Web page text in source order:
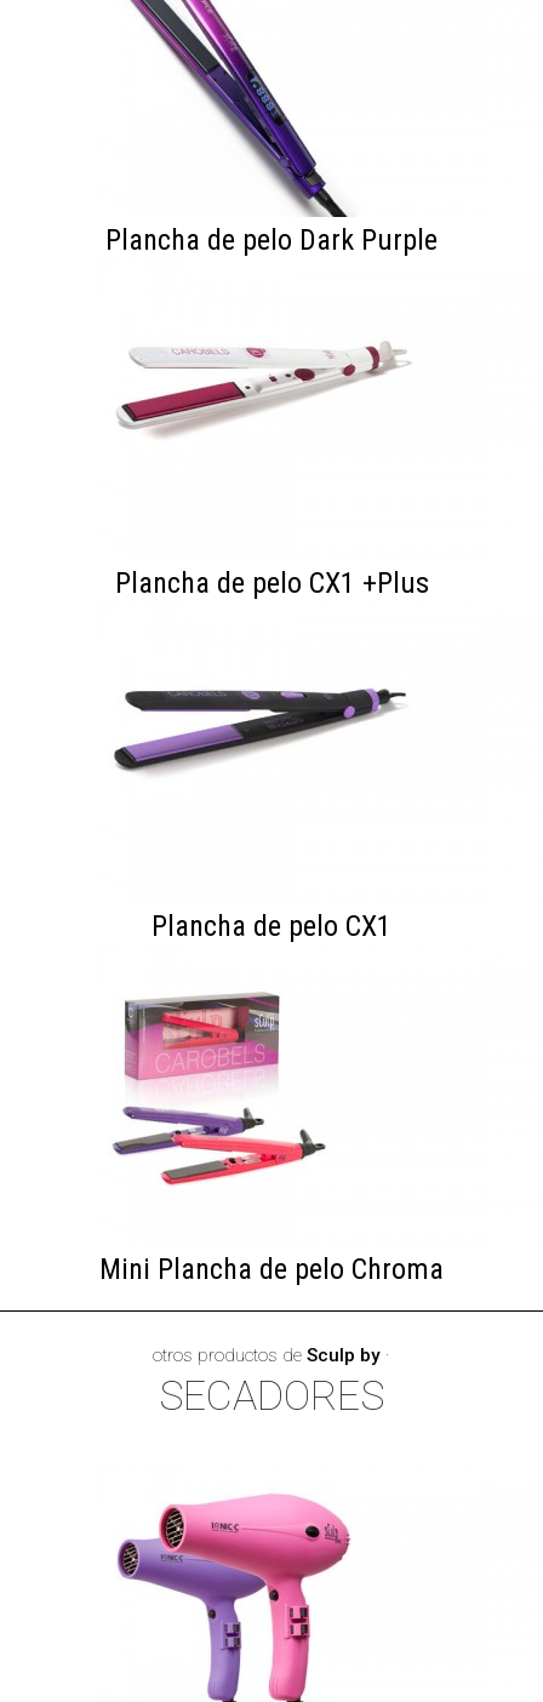
Suscríbete a nuestro
¿Quieres recibir información sobre nuestras
ofertas, promociones y lanzamiento de nuevos
productos?
Introduce aquí tu dirección de e-mail y te
mantendremos informado/a.
Una forma fácil y cómoda de estar al día de
Plancha de pelo Dark Purple
Plancha de pelo CX1 +Plus
Plancha de pelo CX1
Mini Plancha de pelo Chroma
otros productos de Sculp by ·
SECADORES